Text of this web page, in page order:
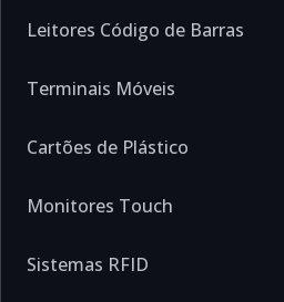
Leitores Código de Barras
Terminais Móveis
Cartões de Plástico
Monitores Touch
Sistemas RFID